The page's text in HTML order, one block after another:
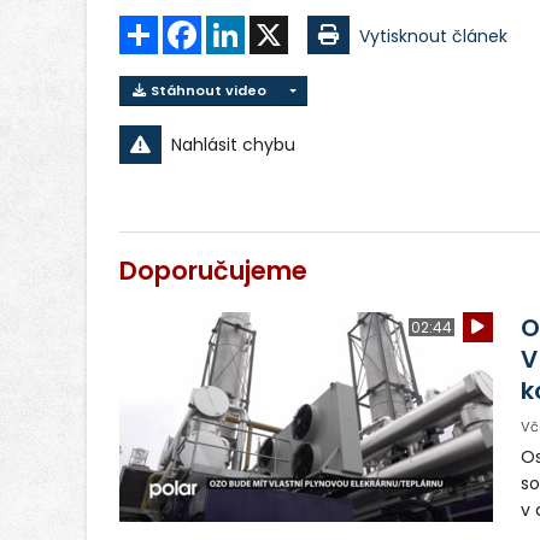
Sdílet FacebookLinkedIn Vytisknout článek
Stáhnout video
Nahlásit chybu
Doporučujeme
02:44
v